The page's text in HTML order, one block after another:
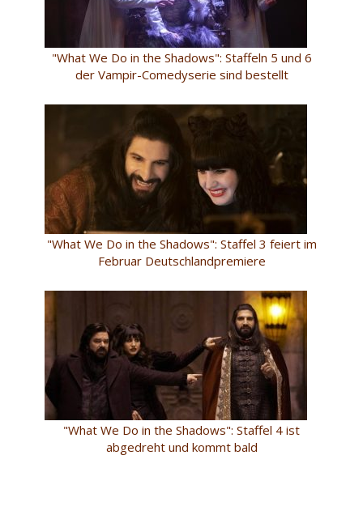
"What We Do in the Shadows": Staffeln 5 und 6
der Vampir-Comedyserie sind bestellt
"What We Do in the Shadows": Staffel 3 feiert im
Februar Deutschlandpremiere
"What We Do in the Shadows": Staffel 4 ist
abgedreht und kommt bald